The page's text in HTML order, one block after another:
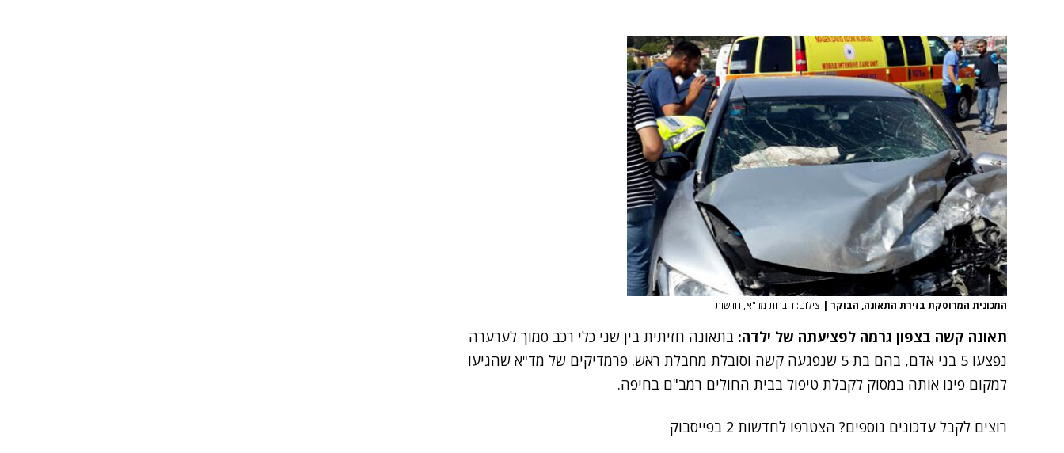
המכונית המרוסקת בזירת התאונה, הבוקר | צילום: דוברות מד"א, חדשות
תאונה קשה בצפון גרמה לפציעתה של ילדה: בתאונה חזיתית בין שני כלי רכב סמוך לערערה
נפצעו 5 בני אדם, בהם בת 5 שנפגעה קשה וסובלת מחבלת ראש. פרמדיקים של מד"א שהגיעו
למקום פינו אותה במסוק לקבלת טיפול בבית החולים רמב"ם בחיפה.
רוצים לקבל עדכונים נוספים? הצטרפו לחדשות 2 בפייסבוק